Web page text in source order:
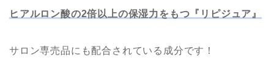
ヒアルロン酸の2倍以上の保湿力をもつ『リピジュア』
サロン専売品にも配合されている成分です！